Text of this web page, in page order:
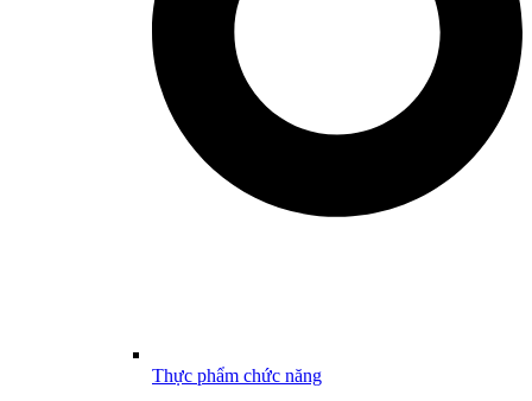
Thực phẩm chức năng